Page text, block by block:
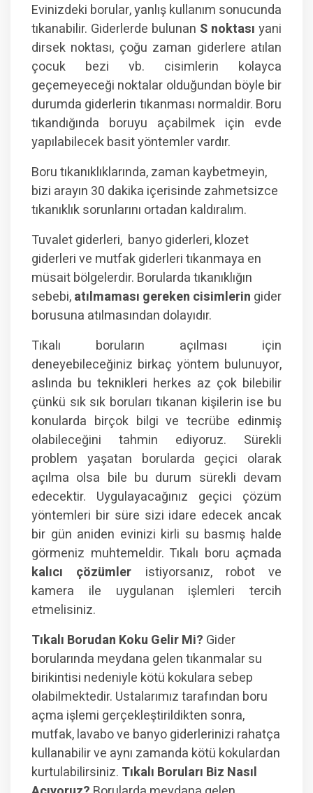
Evinizdeki borular, yanlış kullanım sonucunda
tıkanabilir. Giderlerde bulunan S noktası yani
dirsek noktası, çoğu zaman giderlere atılan
çocuk bezi vb. cisimlerin kolayca
geçemeyeceği noktalar olduğundan böyle bir
durumda giderlerin tıkanması normaldir. Boru
tıkandığında boruyu açabilmek için evde
yapılabilecek basit yöntemler vardır.
Boru tıkanıklıklarında, zaman kaybetmeyin,
bizi arayın 30 dakika içerisinde zahmetsizce
tıkanıklık sorunlarını ortadan kaldıralım.
Tuvalet giderleri, banyo giderleri, klozet
giderleri ve mutfak giderleri tıkanmaya en
müsait bölgelerdir. Borularda tıkanıklığın
sebebi,atılmaması gereken cisimlerin gider
borusuna atılmasından dolayıdır.
Tıkalı boruların açılması için
deneyebileceğiniz birkaç yöntem bulunuyor,
aslında bu teknikleri herkes az çok bilebilir
çünkü sık sık boruları tıkanan kişilerin ise bu
konularda birçok bilgi ve tecrübe edinmiş
olabileceğini tahmin ediyoruz. Sürekli
problem yaşatan borularda geçici olarak
açılma olsa bile bu durum sürekli devam
edecektir. Uygulayacağınız geçici çözüm
yöntemleri bir süre sizi idare edecek ancak
bir gün aniden evinizi kirli su basmış halde
görmeniz muhtemeldir. Tıkalı boru açmada
kalıcı çözümler istiyorsanız, robot ve
kamera ile uygulanan işlemleri tercih
etmelisiniz.
Tıkalı Borudan Koku Gelir Mi? Gider
borularında meydana gelen tıkanmalar su
birikintisi nedeniyle kötü kokulara sebep
olabilmektedir. Ustalarımız tarafından boru
açma işlemi gerçekleştirildikten sonra,
mutfak, lavabo ve banyo giderlerinizi rahatça
kullanabilir ve aynı zamanda kötü kokulardan
kurtulabilirsiniz. Tıkalı Boruları Biz Nasıl